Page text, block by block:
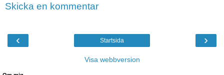
Skicka en kommentar
‹ ›
Startsida
Visa webbversion